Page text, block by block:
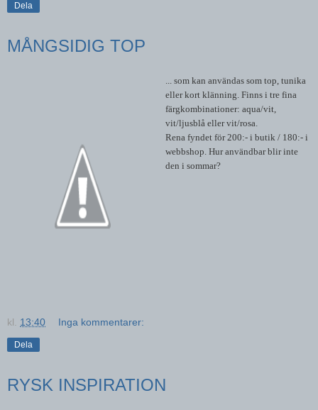
Dela
MÅNGSIDIG TOP
... som kan användas som top, tunika
eller kort klänning. Finns i tre fina
färgkombinationer: aqua/vit,
vit/ljusblå eller vit/rosa.
Rena fyndet för 200:- i butik / 180:- i
webbshop. Hur användbar blir inte
den i sommar?
kl. 13:40 Inga kommentarer:
Dela
RYSK INSPIRATION